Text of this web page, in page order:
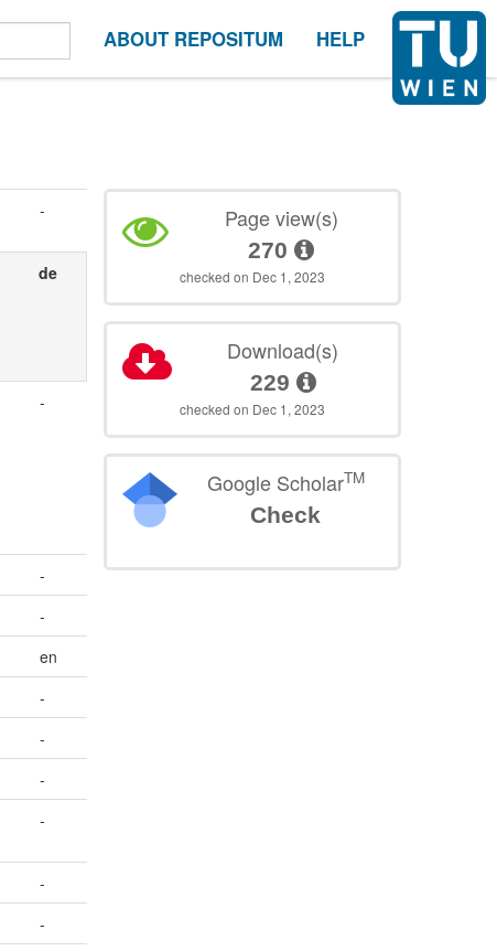
ABOUT REPOSITUM HELP
-
de
-
-
-
en
-
-
-
-
-
-
Page view(s)
270
checked on Dec 1, 2023
Download(s)
229
checked on Dec 1, 2023
Google ScholarTM
Check